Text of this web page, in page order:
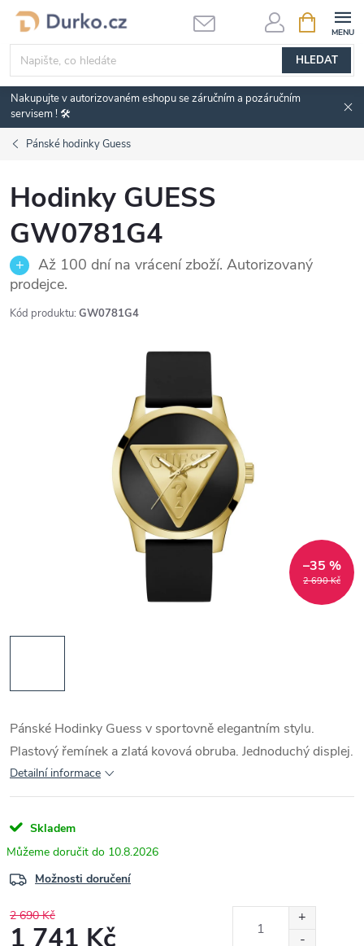
Přejít
obsah
HLEDAT
NÁKUPNÍ
KOŠÍK
Nakupujte v autorizovaném eshopu se záručním a pozáručním
servisem ! 🛠️
Pánské hodinky Guess
Hodinky GUESS
GW0781G4
Až 100 dní na vrácení zboží. Autorizovaný
prodejce.
Kód produktu: GW0781G4
2 690 Kč
–35 %
Pánské Hodinky Guess v sportovně elegantním stylu.
Plastový řemínek a zlatá kovová obruba. Jednoduchý displej.
Detailní informace
Skladem
10.8.2026
Možnosti doručení
2 690 Kč
1 741 Kč